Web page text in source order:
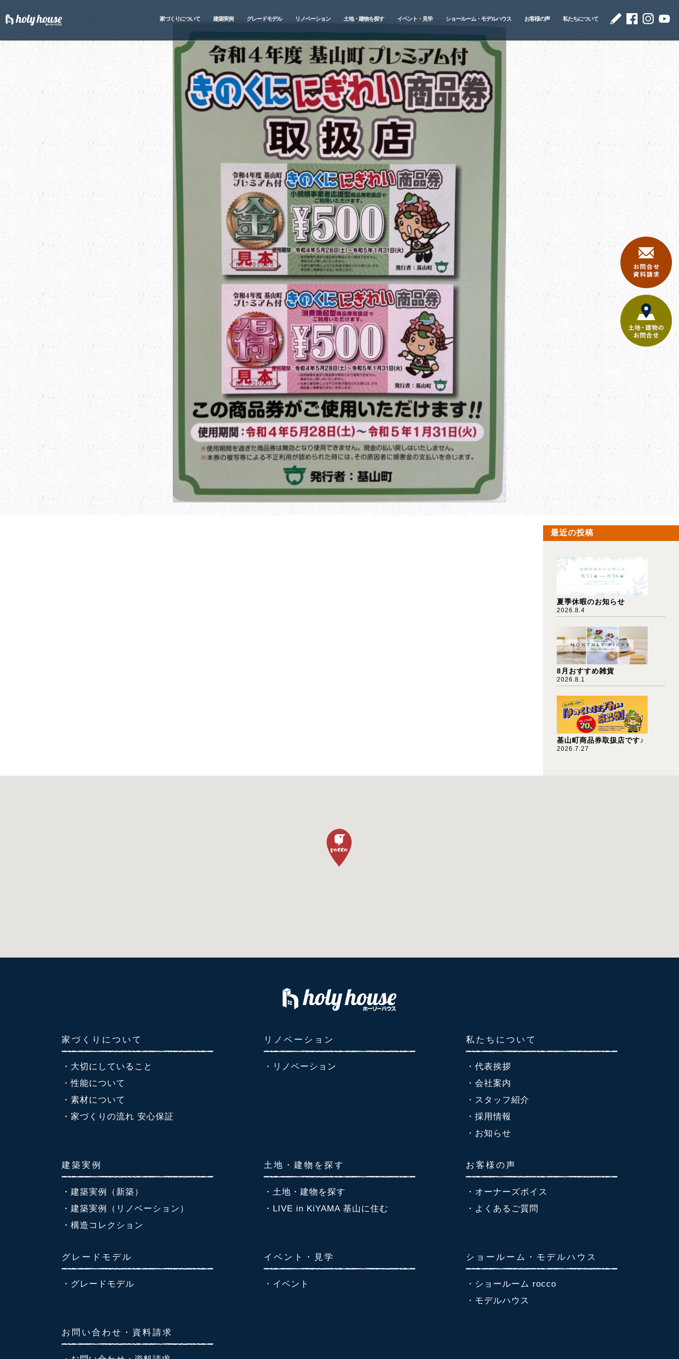
家づくりについて 建築実例 グレードモデル リノベーション 土地・建物を探す イベント・見学 ショールーム・モデルハウス お客様の声 私たちについて
最近の投稿
夏季休暇のお知らせ
2026.8.4
8月おすすめ雑貨
2026.8.1
基山町商品券取扱店です♪
2026.7.27
家づくりについて
・大切にしていること
・性能について
・素材について
・家づくりの流れ 安心保証
リノベーション
・リノベーション
私たちについて
・代表挨拶
・会社案内
・スタッフ紹介
・採用情報
・お知らせ
建築実例
・建築実例（新築）
・建築実例（リノベーション）
・構造コレクション
土地・建物を探す
・土地・建物を探す
・LIVE in KiYAMA 基山に住む
お客様の声
・オーナーズボイス
・よくあるご質問
グレードモデル
・グレードモデル
イベント・見学
・イベント
ショールーム・モデルハウス
・ショールーム rocco
・モデルハウス
お問い合わせ・資料請求